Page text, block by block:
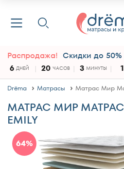
Распродажа! Скидки до 50%
6 ДНЕЙ 20 ЧАСОВ 3 МИНУТЫ
Drёma Матрасы Матрас Мир
МАТРАС МИР
EMILY
64%